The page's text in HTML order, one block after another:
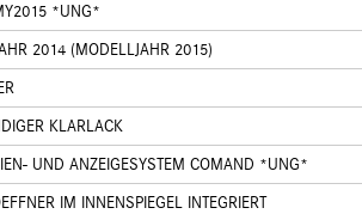
*UNG*
2014 (MODELLJAHR 2015)
KLARLACK
UND ANZEIGESYSTEM COMAND *UNG*
IM INNENSPIEGEL INTEGRIERT